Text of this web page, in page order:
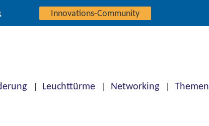
Innovations-Community
Leuchttürme Networking Themen